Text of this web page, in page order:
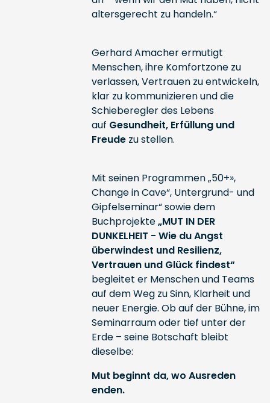
altersgerecht zu handeln.“
Gerhard Amacher ermutigt
Menschen, ihre Komfortzone zu
verlassen, Vertrauen zu entwickeln,
klar zu kommunizieren und die
Schieberegler des Lebens
auf Gesundheit, Erfüllung und
Freudezu stellen.
Mit seinen Programmen „50+»,
Change in Cave“, Untergrund- und
Gipfelseminar“ sowie dem
Buchprojekte„MUT IN DER
DUNKELHEIT - Wie du Angst
überwindest und Resilienz,
Vertrauen und Glück findest“
begleitet er Menschen und Teams
auf dem Weg zu Sinn, Klarheit und
neuer Energie. Ob auf der Bühne, im
Seminarraum oder tief unter der
Erde – seine Botschaft bleibt
dieselbe:
Mut beginnt da, wo Ausreden
enden.